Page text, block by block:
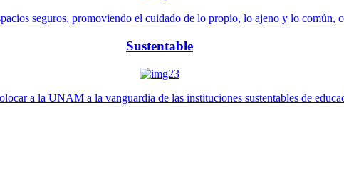
seguros, promoviendo el cuidado de lo propio, lo ajeno y lo común,
Sustentable
a la UNAM a la vanguardia de las instituciones sustentables de